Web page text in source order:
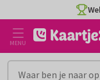
naar
inhoud
MENU